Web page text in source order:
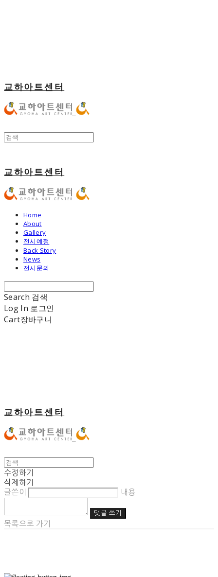
교하아트센터
교하아트센터
Home
About
Gallery
전시예정
Back Story
News
전시문의
Search 검색
Log In 로그인
Cart장바구니
교하아트센터
수정하기
삭제하기
글쓴이
내용
댓글 쓰기
목록으로 가기